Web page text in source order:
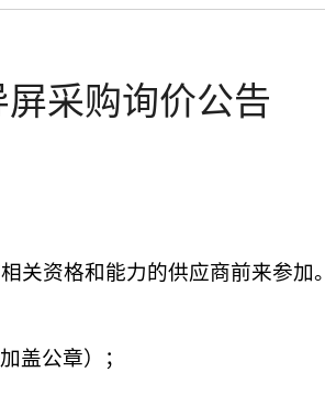
采购询价公告
关资格和能力的供应商前来参加。
盖公章）；